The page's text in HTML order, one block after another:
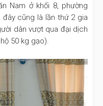
Nam ở khối 8, phường
đây cũng là lần thứ 2 gia
dân vượt qua đại dịch
50 kg gạo).